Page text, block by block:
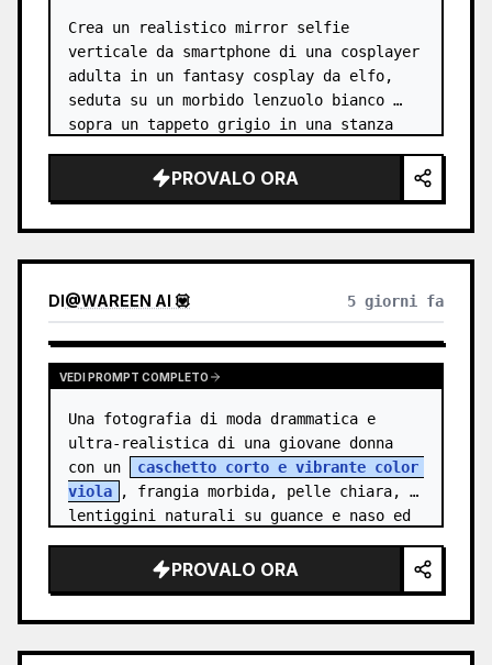
Crea un realistico mirror selfie
verticale da smartphone di una cosplayer
adulta in un fantasy cosplay da elfo,
seduta su un morbido lenzuolo bianco
sopra un tappeto grigio in una stanza
{argument name="character name" de…
PROVALO ORA
DI@WAREEN AI 💟 5 giorni fa
VEDI PROMPT COMPLETO
Una fotografia di moda drammatica e
ultra-realistica di una giovane donna
con un
caschetto corto e vibrante color
viola
, frangia morbida, pelle chiara,
lentiggini naturali su guance e naso ed
PROVALO ORA